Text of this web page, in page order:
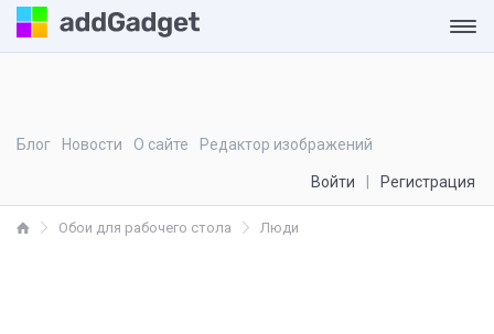
Блог Новости О сайте Редактор изображений
Войти Регистрация
Обои для рабочего стола Люди